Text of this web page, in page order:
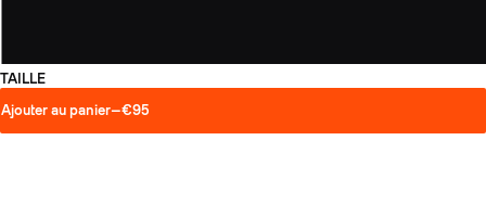
TAILLE
Ajouter au panier—€95